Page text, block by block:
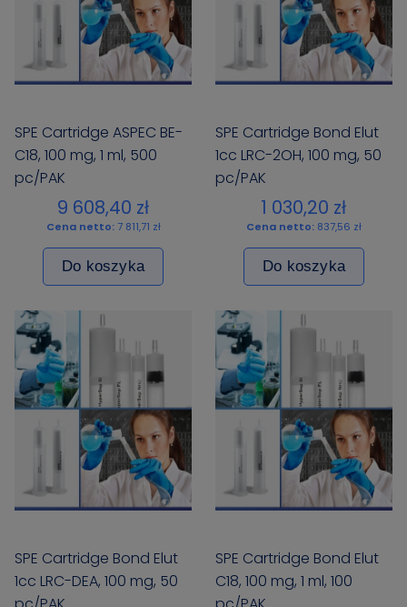
SPE Cartridge ASPEC BE-
C18, 100 mg, 1 ml, 500
pc/PAK
9 608,40 zł
Cena netto: 7 811,71 zł
Do koszyka
SPE Cartridge Bond Elut
1cc LRC-2OH, 100 mg, 50
pc/PAK
1 030,20 zł
Cena netto: 837,56 zł
Do koszyka
SPE Cartridge Bond Elut
1cc LRC-DEA, 100 mg, 50
SPE Cartridge Bond Elut
C18, 100 mg, 1 ml, 100